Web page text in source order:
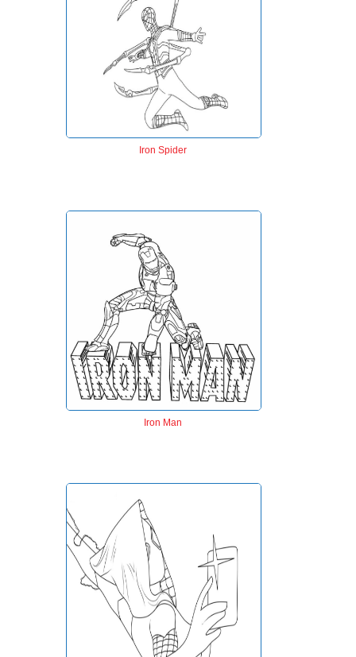
Iron Spider
Iron Man